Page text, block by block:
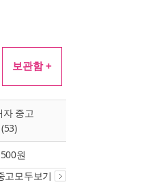
보관함 +
자 중고
(53)
원
고모두보기